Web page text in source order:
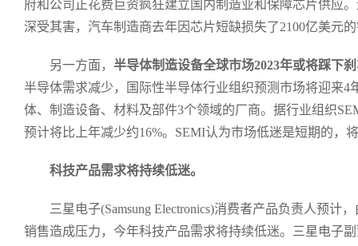
府和公司正花费巨资疯狂建立国内制造业和保障芯片供应
深受其害，汽车制造商去年因芯片短缺损失了2100亿美元
另一方面， 半导体制造设备全球市场2023年或将踩下
半导体需求减少，国际性半导体行业组织预测市场将迎来4
体、制造设备、材料及部件3个领域的厂商。据行业组织
预计将比上年减少约16%。SEMI认为市场低迷是短期的，
科技产品需求将持续低迷。
三星电子(Samsung Electronics)消费者产品负责人预计
销售造成压力，今年科技产品需求将持续低迷。三星电子